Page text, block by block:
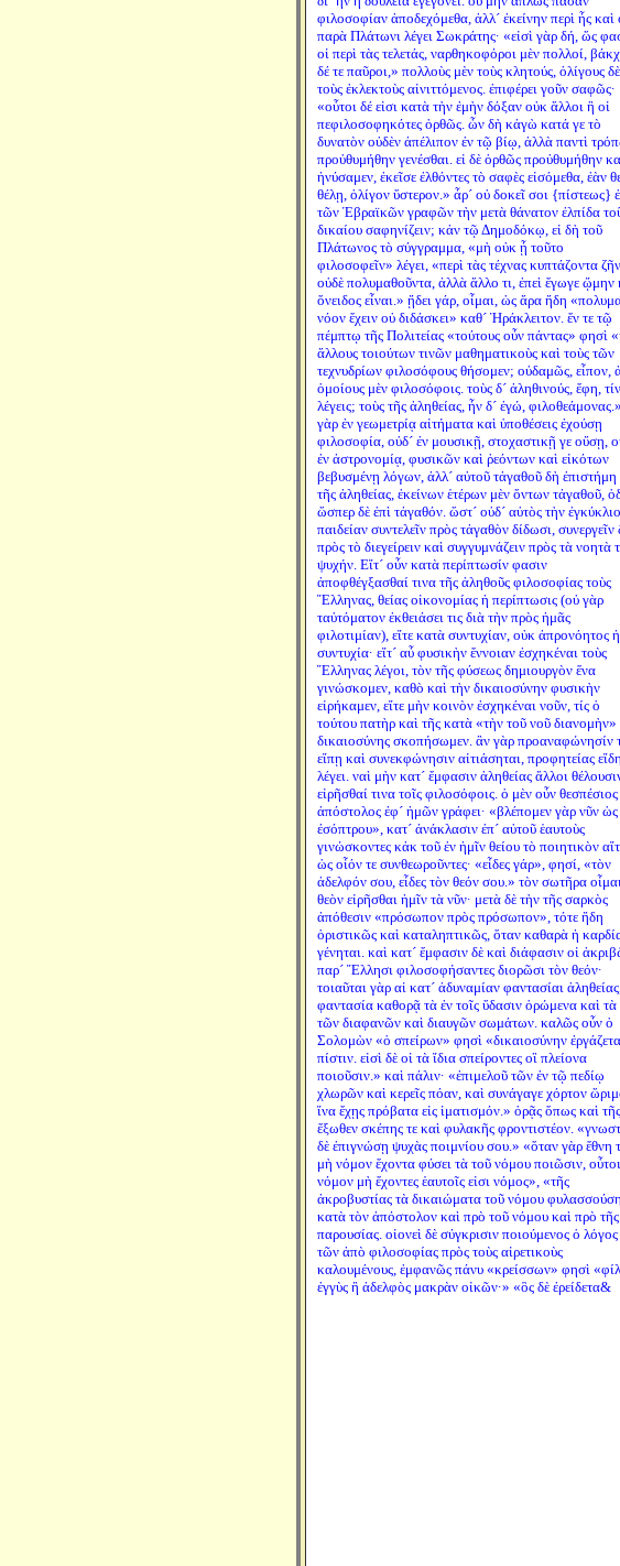
φιλοσοφίαν ἀποδεχόμεθα, ἀλλ´ ἐκείνην περὶ ἧς καὶ
παρὰ Πλάτωνι λέγει Σωκράτης· «εἰσὶ γὰρ δή, ὥς
οἱ περὶ τὰς τελετάς, ναρθηκοφόροι μὲν πολλοί,
δέ τε παῦροι,» πολλοὺς μὲν τοὺς κλητούς, ὀλίγους δὲ
τοὺς ἐκλεκτοὺς αἰνιττόμενος. ἐπιφέρει γοῦν σαφῶς·
«οὗτοι δέ εἰσι κατὰ τὴν ἐμὴν δόξαν οὐκ ἄλλοι ἢ οἱ
πεφιλοσοφηκότες ὀρθῶς. ὧν δὴ κἀγὼ κατά γε τὸ
δυνατὸν οὐδὲν ἀπέλιπον ἐν τῷ βίῳ, ἀλλὰ παντὶ
προὐθυμήθην γενέσθαι. εἰ δὲ ὀρθῶς προὐθυμήθην
ἠνύσαμεν, ἐκεῖσε ἐλθόντες τὸ σαφὲς εἰσόμεθα, ἐὰν
θέλῃ, ὀλίγον ὕστερον.» ἆρ´ οὐ δοκεῖ σοι {πίστεως}
τῶν Ἑβραϊκῶν γραφῶν τὴν μετὰ θάνατον ἐλπίδα
δικαίου σαφηνίζειν; κἀν τῷ Δημοδόκῳ, εἰ δὴ τοῦ
Πλάτωνος τὸ σύγγραμμα, «μὴ οὐκ ᾖ τοῦτο
φιλοσοφεῖν» λέγει, «περὶ τὰς τέχνας κυπτάζοντα ζῆν
οὐδὲ πολυμαθοῦντα, ἀλλὰ ἄλλο τι, ἐπεὶ ἔγωγε ᾤμην
ὄνειδος εἶναι.» ᾔδει γάρ, οἶμαι, ὡς ἄρα ἤδη
νόον ἔχειν οὐ διδάσκει» καθ´ Ἡράκλειτον. ἔν τε τῷ
πέμπτῳ τῆς Πολιτείας «τούτους οὖν πάντας» φησὶ
ἄλλους τοιούτων τινῶν μαθηματικοὺς καὶ τοὺς τῶν
τεχνυδρίων φιλοσόφους θήσομεν; οὐδαμῶς, εἶπον,
ὁμοίους μὲν φιλοσόφοις. τοὺς δ´ ἀληθινούς, ἔφη,
λέγεις; τοὺς τῆς ἀληθείας, ἦν δ´ ἐγώ,
γὰρ ἐν γεωμετρίᾳ αἰτήματα καὶ ὑποθέσεις ἐχούσῃ
φιλοσοφία, οὐδ´ ἐν μουσικῇ, στοχαστικῇ γε οὔσῃ,
ἐν ἀστρονομίᾳ, φυσικῶν καὶ ῥεόντων καὶ εἰκότων
βεβυσμένῃ λόγων, ἀλλ´ αὐτοῦ τἀγαθοῦ δὴ ἐπιστήμη
τῆς ἀληθείας, ἐκείνων ἑτέρων μὲν ὄντων τἀγαθοῦ,
ὥσπερ δὲ ἐπὶ τἀγαθόν. ὥστ´ οὐδ´ αὐτὸς τὴν
παιδείαν συντελεῖν πρὸς τἀγαθὸν δίδωσι, συνεργεῖν
πρὸς τὸ διεγείρειν καὶ συγγυμνάζειν πρὸς τὰ νοητὰ
ψυχήν. Εἴτ´ οὖν κατὰ περίπτωσίν φασιν
ἀποφθέγξασθαί τινα τῆς ἀληθοῦς φιλοσοφίας τοὺς
Ἕλληνας, θείας οἰκονομίας ἡ περίπτωσις (οὐ γὰρ
ταὐτόματον ἐκθειάσει τις διὰ τὴν πρὸς ἡμᾶς
φιλοτιμίαν), εἴτε κατὰ συντυχίαν, οὐκ ἀπρονόητος ἡ
συντυχία· εἴτ´ αὖ φυσικὴν ἔννοιαν ἐσχηκέναι τοὺς
Ἕλληνας λέγοι, τὸν τῆς φύσεως δημιουργὸν ἕνα
γινώσκομεν, καθὸ καὶ τὴν δικαιοσύνην φυσικὴν
εἰρήκαμεν, εἴτε μὴν κοινὸν ἐσχηκέναι νοῦν, τίς ὁ
τούτου πατὴρ καὶ τῆς κατὰ «τὴν τοῦ νοῦ διανομὴν»
δικαιοσύνης σκοπήσωμεν. ἂν γὰρ προαναφώνησίν
εἴπῃ καὶ συνεκφώνησιν αἰτιάσηται, προφητείας εἴδη
λέγει. ναὶ μὴν κατ´ ἔμφασιν ἀληθείας ἄλλοι
εἰρῆσθαί τινα τοῖς φιλοσόφοις. ὁ μὲν οὖν θεσπέσιος
ἀπόστολος ἐφ´ ἡμῶν γράφει· «βλέπομεν γὰρ νῦν ὡς
ἐσόπτρου», κατ´ ἀνάκλασιν ἐπ´ αὐτοῦ ἑαυτοὺς
γινώσκοντες κἀκ τοῦ ἐν ἡμῖν θείου τὸ ποιητικὸν
ὡς οἷόν τε συνθεωροῦντες· «εἶδες γάρ», φησί, «τὸν
ἀδελφόν σου, εἶδες τὸν θεόν σου.» τὸν σωτῆρα
θεὸν εἰρῆσθαι ἡμῖν τὰ νῦν· μετὰ δὲ τὴν τῆς σαρκὸς
ἀπόθεσιν «πρόσωπον πρὸς πρόσωπον», τότε ἤδη
ὁριστικῶς καὶ καταληπτικῶς, ὅταν καθαρὰ ἡ
γένηται. καὶ κατ´ ἔμφασιν δὲ καὶ διάφασιν οἱ
παρ´ Ἕλλησι φιλοσοφήσαντες διορῶσι τὸν θεόν·
τοιαῦται γὰρ αἱ κατ´ ἀδυναμίαν φαντασίαι
φαντασία καθορᾷ τὰ ἐν τοῖς ὕδασιν ὁρώμενα καὶ τὰ
τῶν διαφανῶν καὶ διαυγῶν σωμάτων. καλῶς οὖν ὁ
Σολομὼν «ὁ σπείρων» φησὶ «δικαιοσύνην
πίστιν. εἰσὶ δὲ οἱ τὰ ἴδια σπείροντες οἳ πλείονα
ποιοῦσιν.» καὶ πάλιν· «ἐπιμελοῦ τῶν ἐν τῷ πεδίῳ
χλωρῶν καὶ κερεῖς πόαν, καὶ συνάγαγε χόρτον
ἵνα ἔχῃς πρόβατα εἰς ἱματισμόν.» ὁρᾷς ὅπως καὶ τῆς
ἔξωθεν σκέπης τε καὶ φυλακῆς φροντιστέον.
δὲ ἐπιγνώσῃ ψυχὰς ποιμνίου σου.» «ὅταν γὰρ ἔθνη
μὴ νόμον ἔχοντα φύσει τὰ τοῦ νόμου ποιῶσιν, οὗτοι
νόμον μὴ ἔχοντες ἑαυτοῖς εἰσι νόμος», «τῆς
ἀκροβυστίας τὰ δικαιώματα τοῦ νόμου
κατὰ τὸν ἀπόστολον καὶ πρὸ τοῦ νόμου καὶ πρὸ τῆς
παρουσίας. οἱονεὶ δὲ σύγκρισιν ποιούμενος ὁ λόγος
τῶν ἀπὸ φιλοσοφίας πρὸς τοὺς αἱρετικοὺς
καλουμένους, ἐμφανῶς πάνυ «κρείσσων» φησὶ
ἐγγὺς ἢ ἀδελφὸς μακρὰν οἰκῶν·» «ὃς δὲ ἐρείδετα&